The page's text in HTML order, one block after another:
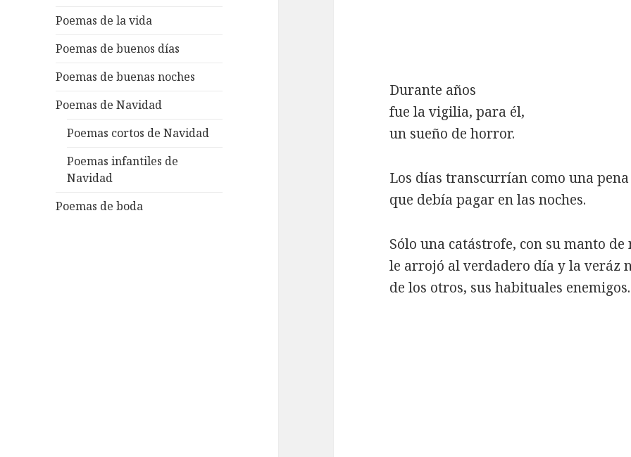
Poemas de la vida
Poemas de buenos días
Poemas de buenas noches
Poemas de Navidad
Poemas cortos de Navidad
Poemas infantiles de
Navidad
Poemas de boda
Durante años
fue la vigilia, para él,
un sueño de horror.
Los días transcurrían como una pena
que debía pagar en las noches.
Sólo una catástrofe, con su manto de
le arrojó al verdadero día y la veráz
de los otros, sus habituales enemigos.